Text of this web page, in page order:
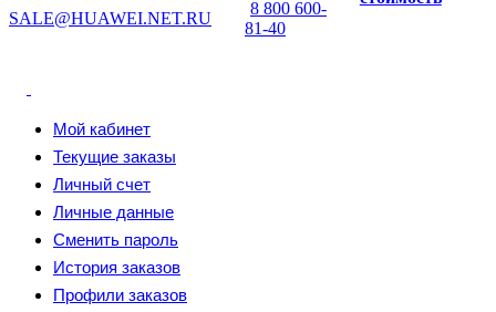
SALE@HUAWEI.NET.RU
8 800 600-
81-40
Мой кабинет
Текущие заказы
Личный счет
Личные данные
Сменить пароль
История заказов
Профили заказов